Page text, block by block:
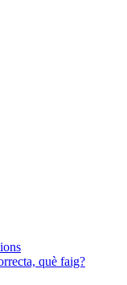
què faig?